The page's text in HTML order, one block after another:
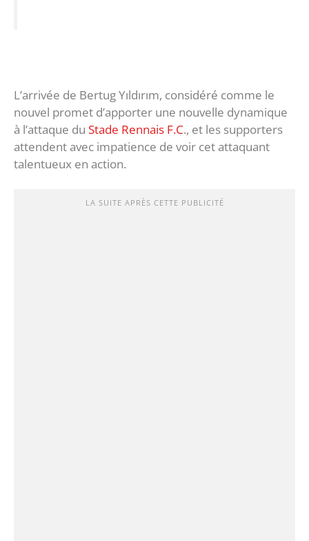
L’arrivée de Bertug Yıldırım, considéré comme le
nouvel promet d’apporter une nouvelle dynamique
à l’attaque du Stade Rennais F.C., et les supporters
attendent avec impatience de voir cet attaquant
talentueux en action.
LA SUITE APRÈS CETTE PUBLICITÉ